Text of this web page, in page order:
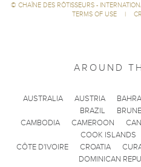
© CHAÎNE DES RÔTISSEURS -
TERMS OF USE
|
AROUND
AUSTRALIA AUSTRIA
BRAZIL
CAMBODIA
CAMEROON
COOK ISLANDS
CÔTE D'IVOIRE
CROATIA
DOMINICAN